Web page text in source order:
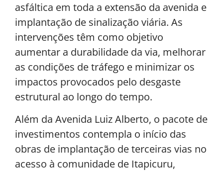
asfáltica em toda a extensão da avenida e
implantação de sinalização viária. As
intervenções têm como objetivo
aumentar a durabilidade da via, melhorar
as condições de tráfego e minimizar os
impactos provocados pelo desgaste
estrutural ao longo do tempo.
Além da Avenida Luiz Alberto, o pacote de
investimentos contempla o início das
obras de implantação de terceiras vias no
acesso à comunidade de Itapicuru,